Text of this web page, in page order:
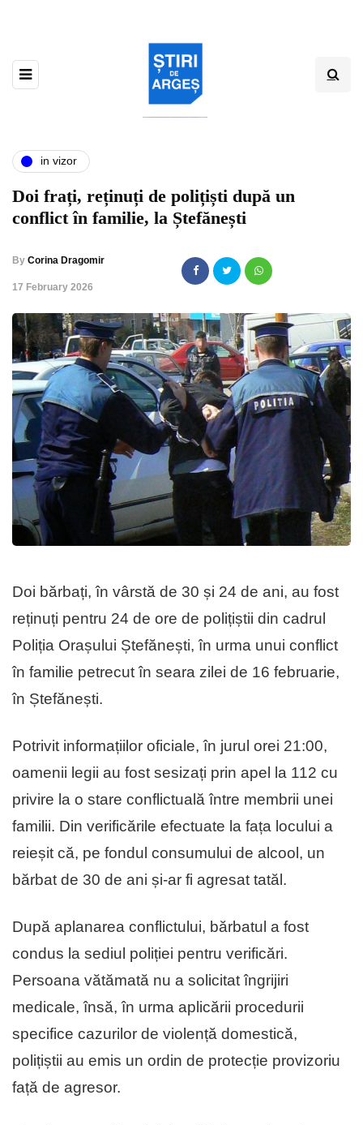
in vizor
Doi frați, reținuți de polițiști după un
conflict în familie, la Ștefănești
By Corina Dragomir
,17 February 2026
Doi bărbați, în vârstă de 30 și 24 de ani, au fost
reținuți pentru 24 de ore de polițiștii din cadrul
Poliția Orașului Ștefănești, în urma unui conflict
în familie petrecut în seara zilei de 16 februarie,
în Ștefănești.
Potrivit informațiilor oficiale, în jurul orei 21:00,
oamenii legii au fost sesizați prin apel la 112 cu
privire la o stare conflictuală între membrii unei
familii. Din verificările efectuate la fața locului a
reieșit că, pe fondul consumului de alcool, un
bărbat de 30 de ani și-ar fi agresat tatăl.
După aplanarea conflictului, bărbatul a fost
condus la sediul poliției pentru verificări.
Persoana vătămată nu a solicitat îngrijiri
medicale, însă, în urma aplicării procedurii
specifice cazurilor de violență domestică,
polițiștii au emis un ordin de protecție provizoriu
față de agresor.